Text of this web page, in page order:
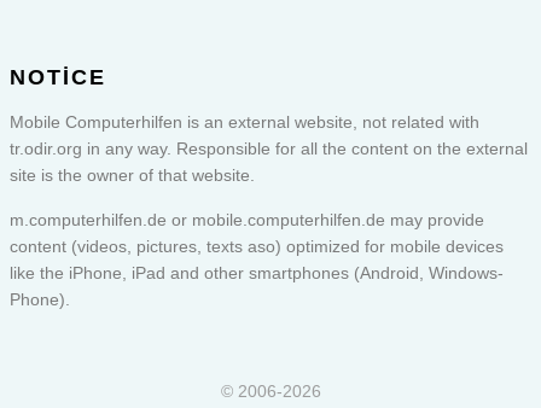
NOTICE
Mobile Computerhilfen is an external website, not related with
tr.odir.org in any way. Responsible for all the content on the external
site is the owner of that website.
m.computerhilfen.de or mobile.computerhilfen.de may provide
content (videos, pictures, texts aso) optimized for mobile devices
like the iPhone, iPad and other smartphones (Android, Windows-
Phone).
© 2006-2026